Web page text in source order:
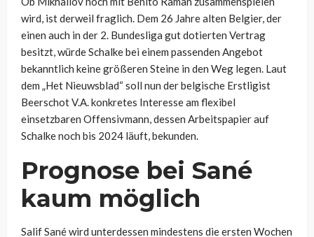
wird, ist derweil fraglich. Dem 26 Jahre alten Belgier, der
einen auch in der 2. Bundesliga gut dotierten Vertrag
besitzt, würde Schalke bei einem passenden Angebot
bekanntlich keine größeren Steine in den Weg legen. Laut
dem „Het Nieuwsblad“ soll nun der belgische Erstligist
Beerschot V.A. konkretes Interesse am flexibel
einsetzbaren Offensivmann, dessen Arbeitspapier auf
Schalke noch bis 2024 läuft, bekunden.
Prognose bei Sané
kaum möglich
Salif Sané wird unterdessen mindestens die ersten Wochen